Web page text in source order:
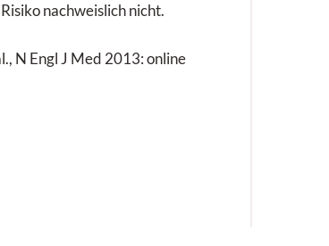
nachweislich nicht.
N Engl J Med 2013: online